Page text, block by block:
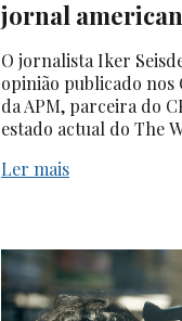
jornal
O jornalista Iker
opinião publicado nos
da APM, parceira do
estado actual do The
Ler mais